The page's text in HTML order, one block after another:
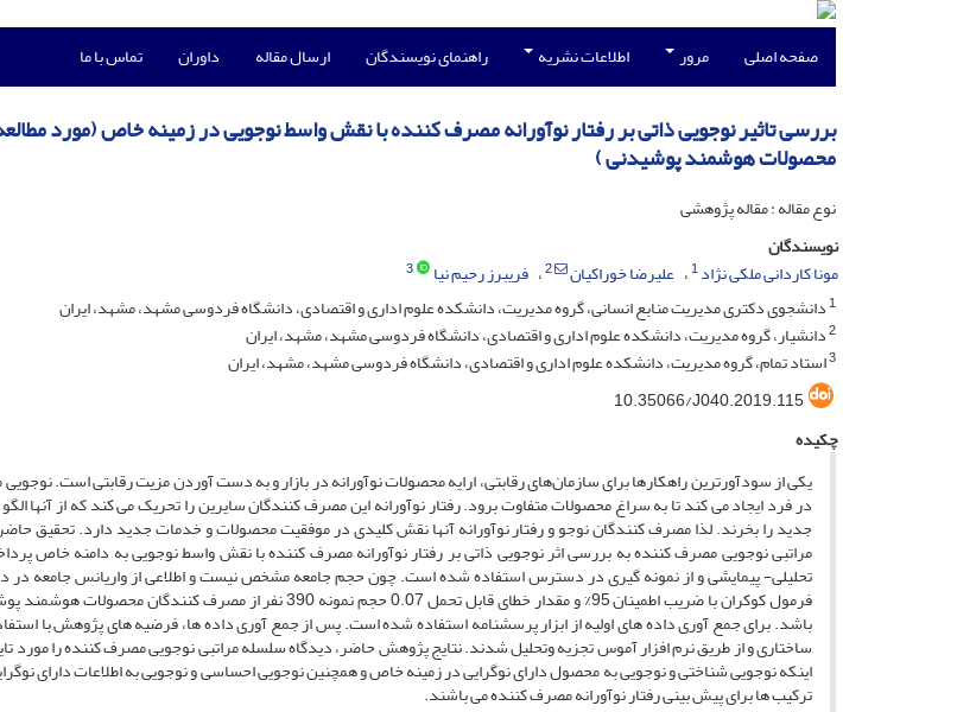
صفحه اصلی مرور اطلاعات نشریه راهنمای نویسندگان ارسال مقاله داوران تماس با ما
بررسی تاثیر نوجویی ذاتی بر رفتار نوآورانه مصرف کننده با نقش واسط نوجویی در زمینه خاص (مورد
محصولات هوشمند پوشیدنی )
نوع مقاله : مقاله پژوهشی
نویسندگان
مونا کاردانی ملکی نژاد1 علیرضا خوراکیان 2 فریبرز رحیم نیا
3
1دانشجوی دکتری مدیریت منابع انسانی، گروه مدیریت، دانشکده علوم اداری و اقتصادی، دانشگاه فردوسی مشهد، مشهد، ایران
2دانشیار، گروه مدیریت، دانشکده علوم اداری و اقتصادی، دانشگاه فردوسی مشهد، مشهد، ایران
3استاد تمام، گروه مدیریت، دانشکده علوم اداری و اقتصادی، دانشگاه فردوسی مشهد، مشهد، ایران
10.35066/J040.2019.115
چکیده
یکی از سودآورترین راهکارها برای سازمان‌های رقابتی، ارایه محصولات نوآورانه در بازار و به دست آوردن مزیت رقابتی است.
در فرد ایجاد می کند تا به سراغ محصولات متفاوت برود. رفتار نوآورانه این مصرف کنندگان سایرین را تحریک می کند که از آنها
جدید را بخرند. لذا مصرف کنندگان نوجو و رفتار نوآورانه آنها نقش کلیدی در موفقیت محصولات و خدمات جدید دارد. تحقیق
مراتبی نوجویی مصرف کننده به بررسی اثر نوجویی ذاتی بر رفتار نوآورانه مصرف کننده با نقش واسط نوجویی به دامنه خاص
تحلیلی- پیمایشی و از نمونه گیری در دسترس استفاده شده است. چون حجم جامعه مشخص نیست و اطلاعی از واریانس جامعه
فرمول کوکران با ضریب اطمینان 95% و مقدار خطای قابل تحمل 0.07 حجم نمونه 390 نفر از
باشد. برای جمع آوری داده های اولیه از ابزار پرسشنامه استفاده شده است. پس از جمع آوری داده ها، فرضیه های پژوهش با
ساختاری و از طریق نرم افزار آموس تجزیه وتحلیل شدند. نتایج پژوهش حاضر، دیدگاه سلسله مراتبی نوجویی مصرف کننده را مورد
اینکه نوجویی شناختی و نوجویی به محصول دارای نوگرایی در زمینه خاص و همچنین نوجویی احساسی و نوجویی به اطلاعات دارای
ترکیب ها برای پیش بینی رفتار نوآورانه مصرف کننده می باشند.